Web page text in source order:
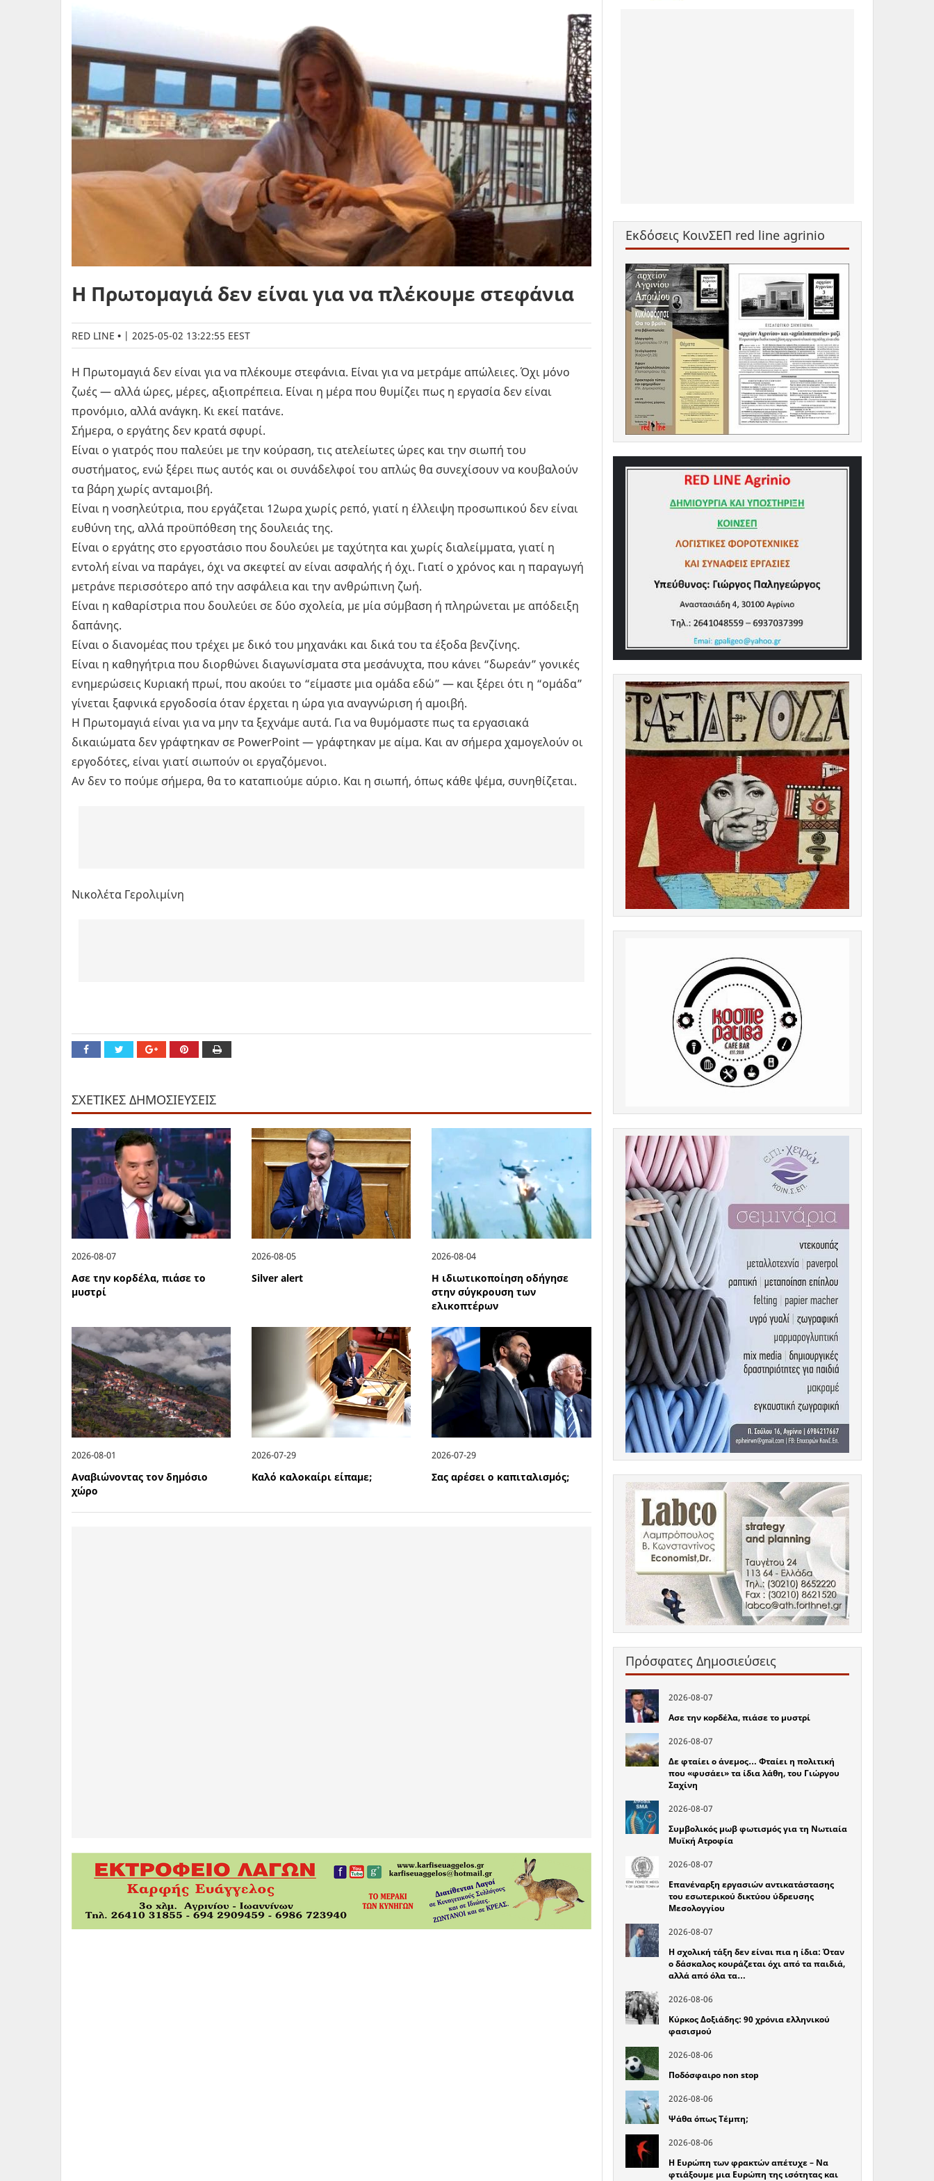
Η Πρωτομαγιά δεν είναι για να πλέκουμε στεφάνια
RED LINE | 2025-05-02 13:22:55 EEST
Η Πρωτομαγιά δεν είναι για να πλέκουμε στεφάνια. Είναι για να μετράμε απώλειες. Όχι μόνο
ζωές — αλλά ώρες, μέρες, αξιοπρέπεια. Είναι η μέρα που θυμίζει πως η εργασία δεν είναι
προνόμιο, αλλά ανάγκη. Κι εκεί πατάνε.
Σήμερα, ο εργάτης δεν κρατά σφυρί.
Είναι ο γιατρός που παλεύει με την κούραση, τις ατελείωτες ώρες και την σιωπή του
συστήματος, ενώ ξέρει πως αυτός και οι συνάδελφοί του απλώς θα συνεχίσουν να κουβαλούν
τα βάρη χωρίς ανταμοιβή.
Είναι η νοσηλεύτρια, που εργάζεται 12ωρα χωρίς ρεπό, γιατί η έλλειψη προσωπικού δεν είναι
ευθύνη της, αλλά προϋπόθεση της δουλειάς της.
Είναι ο εργάτης στο εργοστάσιο που δουλεύει με ταχύτητα και χωρίς διαλείμματα, γιατί η
εντολή είναι να παράγει, όχι να σκεφτεί αν είναι ασφαλής ή όχι. Γιατί ο χρόνος και η παραγωγή
μετράνε περισσότερο από την ασφάλεια και την ανθρώπινη ζωή.
Είναι η καθαρίστρια που δουλεύει σε δύο σχολεία, με μία σύμβαση ή πληρώνεται με απόδειξη
δαπάνης.
Είναι ο διανομέας που τρέχει με δικό του μηχανάκι και δικά του τα έξοδα βενζίνης.
Είναι η καθηγήτρια που διορθώνει διαγωνίσματα στα μεσάνυχτα, που κάνει “δωρεάν” γονικές
ενημερώσεις Κυριακή πρωί, που ακούει το “είμαστε μια ομάδα εδώ” — και ξέρει ότι η “ομάδα”
γίνεται ξαφνικά εργοδοσία όταν έρχεται η ώρα για αναγνώριση ή αμοιβή.
Η Πρωτομαγιά είναι για να μην τα ξεχνάμε αυτά. Για να θυμόμαστε πως τα εργασιακά
δικαιώματα δεν γράφτηκαν σε PowerPoint — γράφτηκαν με αίμα. Και αν σήμερα χαμογελούν οι
εργοδότες, είναι γιατί σιωπούν οι εργαζόμενοι.
Αν δεν το πούμε σήμερα, θα το καταπιούμε αύριο. Και η σιωπή, όπως κάθε ψέμα, συνηθίζεται.
Νικολέτα Γερολιμίνη
ΣΧΕΤΙΚΕΣ ΔΗΜΟΣΙΕΥΣΕΙΣ
2026-08-07
Ασε την κορδέλα, πιάσε το
μυστρί
2026-08-05
Silver alert
2026-08-04
Η ιδιωτικοποίηση οδήγησε
στην σύγκρουση των
ελικοπτέρων
2026-08-01
Αναβιώνοντας τον δημόσιο
χώρο
2026-07-29
Καλό καλοκαίρι είπαμε;
2026-07-29
Σας αρέσει ο καπιταλισμός;
Εκδόσεις ΚοινΣΕΠ red line agrinio
Πρόσφατες Δημοσιεύσεις
2026-08-07
Ασε την κορδέλα, πιάσε το μυστρί
2026-08-07
Δε φταίει ο άνεμος… Φταίει η πολιτική
που «φυσάει» τα ίδια λάθη, του Γιώργου
Σαχίνη
2026-08-07
Συμβολικός μωβ φωτισμός για τη Νωτιαία
Μυϊκή Ατροφία
2026-08-07
Επανέναρξη εργασιών αντικατάστασης
του εσωτερικού δικτύου ύδρευσης
Μεσολογγίου
2026-08-07
Η σχολική τάξη δεν είναι πια η ίδια: Όταν
ο δάσκαλος κουράζεται όχι από τα παιδιά,
αλλά από όλα τα…
2026-08-06
Κύρκος Δοξιάδης: 90 χρόνια ελληνικού
φασισμού
2026-08-06
Ποδόσφαιρο non stop
2026-08-06
Ψάθα όπως Τέμπη;
2026-08-06
Η Ευρώπη των φρακτών απέτυχε – Να
φτιάξουμε μια Ευρώπη της ισότητας και